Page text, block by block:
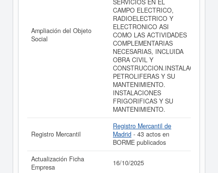
Ampliación del Objeto
Social
SERVICIOS EN EL
CAMPO ELECTRICO,
RADIOELECTRICO Y
ELECTRONICO ASI
COMO LAS ACTIVIDADES
COMPLEMENTARIAS
NECESARIAS, INCLUIDA
OBRA CIVIL Y
CONSTRUCCION.INSTALACIONES
PETROLIFERAS Y SU
MANTENIMIENTO.
INSTALACIONES
FRIGORIFICAS Y SU
MANTENIMIENTO.
Registro Mercantil
Registro Mercantil de
Madrid - 43 actos en
BORME publicados
Actualización Ficha
Empresa
16/10/2025